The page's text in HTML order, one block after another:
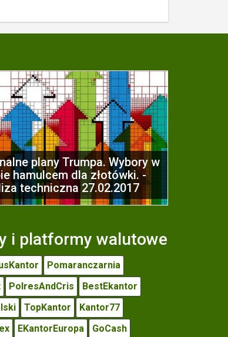
plany Trumpa. Wybory w
hamulcem dla złotówki. -
techniczna 27.02.2017
i platformy walutowe
Pomaranczarnia
PolresAndCris
BestEkantor
TopKantor
Kantor77
EKantorEuropa GoCash